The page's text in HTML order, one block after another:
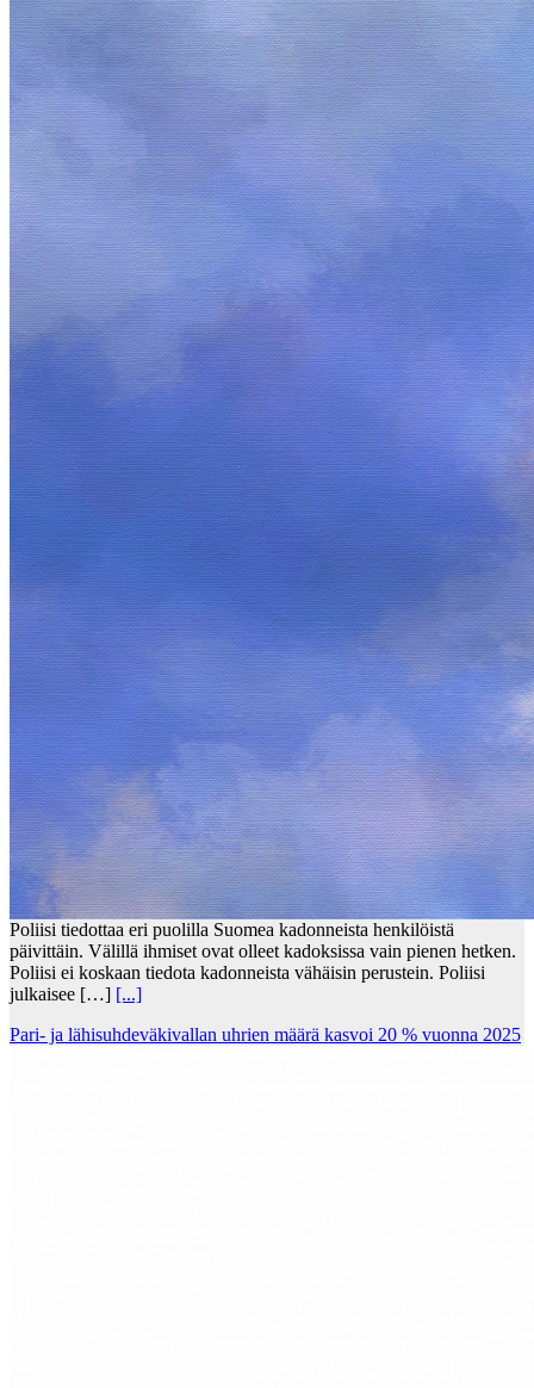
Poliisi tiedottaa eri puolilla Suomea kadonneista henkilöistä
päivittäin. Välillä ihmiset ovat olleet kadoksissa vain pienen hetken.
Poliisi ei koskaan tiedota kadonneista vähäisin perustein. Poliisi
julkaisee […] [...]
Pari- ja lähisuhdeväkivallan uhrien määrä kasvoi 20 % vuonna 2025